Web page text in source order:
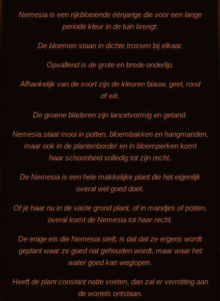
Nemesia is een rijkbloeiende éénjarige die voor een lange
periode kleur in de tuin brengt.
De bloemen staan in dichte trossen bij elkaar.
Opvallend is de grote en brede onderlip.
Afhankelijk van de soort zijn de kleuren blauw, geel, rood
of wit.
De groene bladeren zijn lancetvormig en getand.
Nemesia staat mooi in potten, bloembakken en hangmanden,
maar ook in de plantenborder en in bloemperken komt
haar schoonheid volledig tot zijn recht.
De Nemesia is een hele makkelijke plant die het eigenlijk
overal wel goed doet.
Of je haar nu in de vaste grond plant, of in mandjes of potten,
overal komt de Nemesia tot haar recht.
De enige eis die Nemesia stelt, is dat dat ze ergens wordt
geplant waar ze goed nat gehouden wordt, maar waar het
water goed kan weglopen.
Heeft de plantconstant natte voeten, dan zal er verrotting aan
de wortels ontstaan.